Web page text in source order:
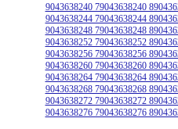
9043638240 79043638240
9043638244 79043638244
9043638248 79043638248
9043638252 79043638252
9043638256 79043638256
9043638260 79043638260
9043638264 79043638264
9043638268 79043638268
9043638272 79043638272
9043638276 79043638276